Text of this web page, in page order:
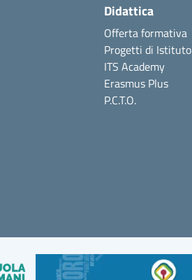
Didattica
Offerta formativa
Progetti di Istituto
ITS Academy
Erasmus Plus
P.C.T.O.